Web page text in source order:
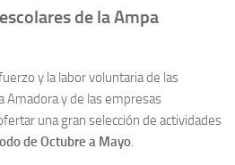
de la Ampa
y la labor voluntaria de las
Amadora y de las empresas
una gran selección de actividades
de Octubre a Mayo.